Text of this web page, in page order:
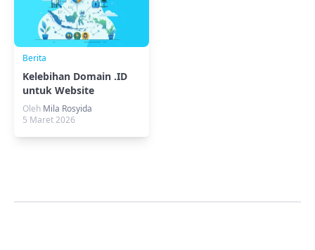
Berita
Kelebihan Domain .ID
untuk Website
Indonesia: Jenis,
Manfaat, dan Cara
Oleh Mila Rosyida
5 Maret 2026